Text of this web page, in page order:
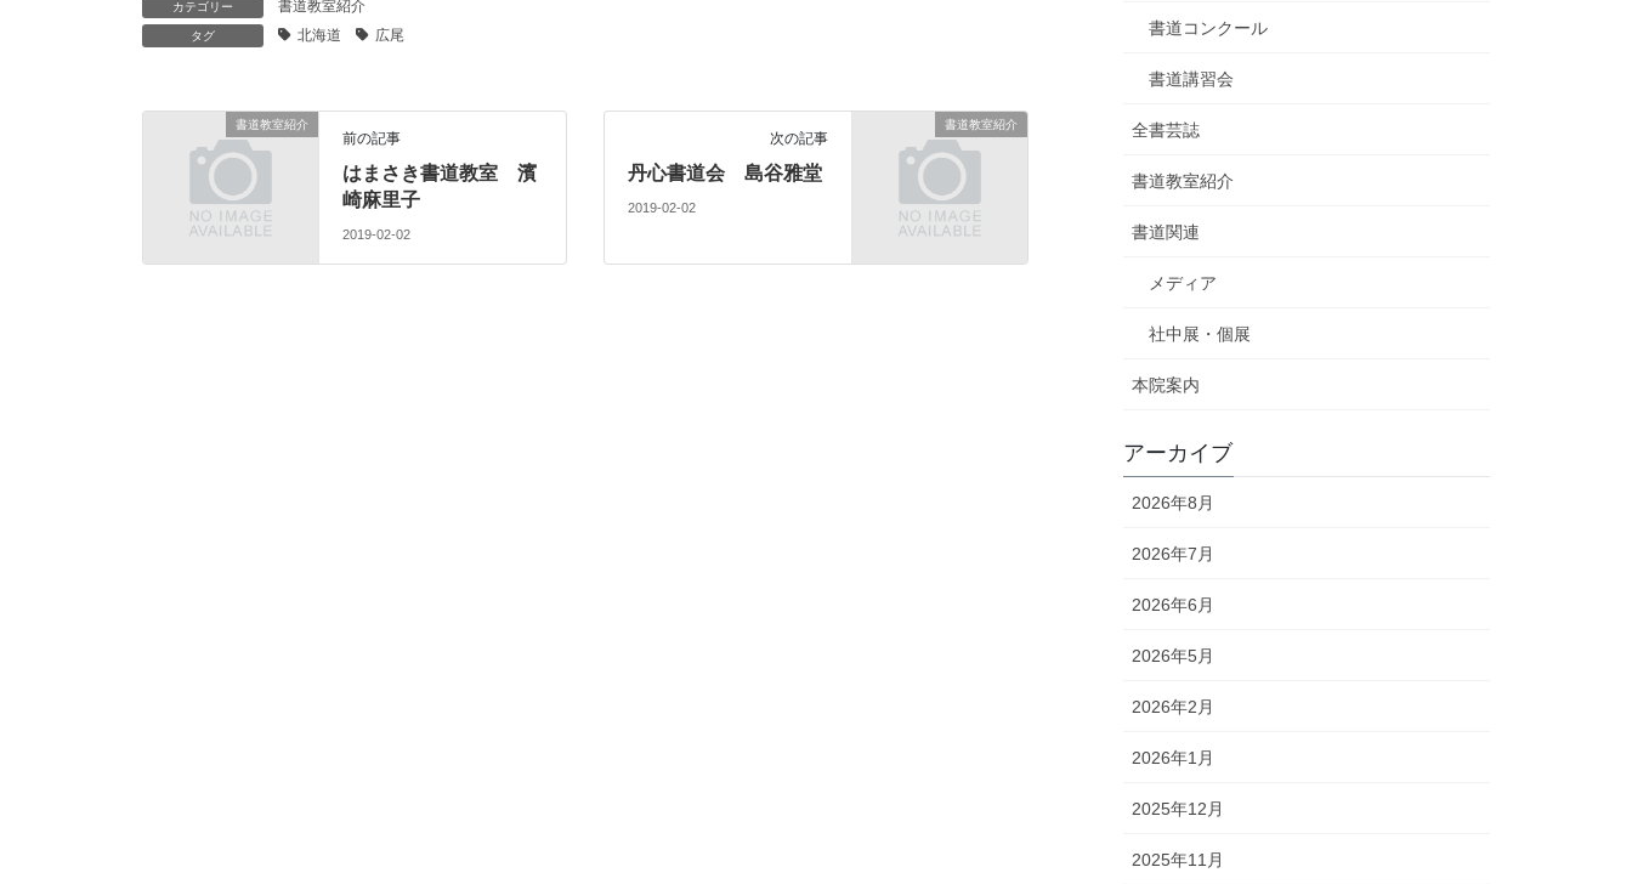
カテゴリー 書道教室紹介
タグ 北海道 広尾
書道教室紹介
前の記事
はまさき書道教室 濱
崎麻里子
2019-02-02
書道教室紹介
次の記事
丹心書道会 島谷雅堂
2019-02-02
書道コンクール
書道講習会
全書芸誌
書道教室紹介
書道関連
メディア
社中展・個展
本院案内
アーカイブ
2026年8月
2026年7月
2026年6月
2026年5月
2026年2月
2026年1月
2025年12月
2025年11月